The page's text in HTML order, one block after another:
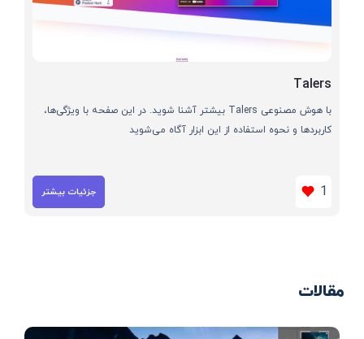
Talers
با هوش مصنوعی Talers بیشتر آشنا شوید. در این صفحه با ویژگی‌ها،
کاربردها و نحوه استفاده از این ابزار آگاه می‌شوید
1 جزئیات بیشتر
مقالات